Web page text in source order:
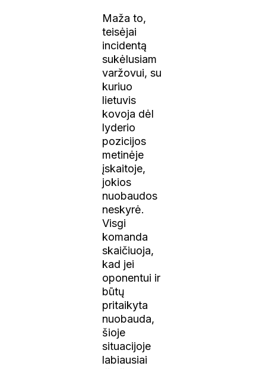
Maža to,
teisėjai
incidentą
sukėlusiam
varžovui, su
kuriuo
lietuvis
kovoja dėl
lyderio
pozicijos
metinėje
įskaitoje,
jokios
nuobaudos
neskyrė.
Visgi
komanda
skaičiuoja,
kad jei
oponentui ir
būtų
pritaikyta
nuobauda,
šioje
situacijoje
labiausiai